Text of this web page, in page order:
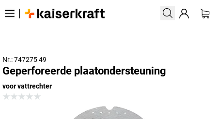
Nr.: 747275 49
Geperforeerde plaatondersteuning
voor vattrechter